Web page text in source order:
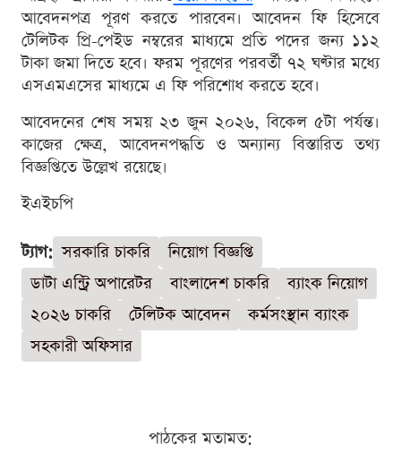
আবেদনপত্র পূরণ করতে পারবেন। আবেদন ফি হিসেবে
টেলিটক প্রি-পেইড নম্বরের মাধ্যমে প্রতি পদের জন্য ১১২
টাকা জমা দিতে হবে। ফরম পূরণের পরবর্তী ৭২ ঘণ্টার মধ্যে
এসএমএসের মাধ্যমে এ ফি পরিশোধ করতে হবে।
আবেদনের শেষ সময় ২৩ জুন ২০২৬, বিকেল ৫টা পর্যন্ত।
কাজের ক্ষেত্র, আবেদনপদ্ধতি ও অন্যান্য বিস্তারিত তথ্য
বিজ্ঞপ্তিতে উল্লেখ রয়েছে।
ইএইচপি
ট্যাগ: সরকারি চাকরি
নিয়োগ বিজ্ঞপ্তি
ডাটা এন্ট্রি অপারেটর
বাংলাদেশ চাকরি
ব্যাংক নিয়োগ
২০২৬ চাকরি
টেলিটক আবেদন
কর্মসংস্থান ব্যাংক
সহকারী অফিসার
পাঠকের মতামত: